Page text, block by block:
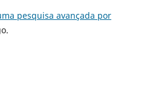
pesquisa avançada por